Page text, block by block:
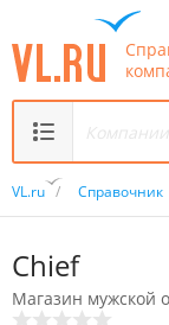
VL.ru / Справочник
Chief
Магазин мужской